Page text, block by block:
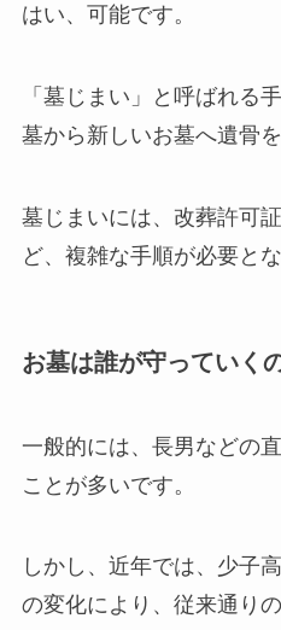
はい、可能です。
「墓じまい」と呼ばれる
墓から新しいお墓へ遺骨を
墓じまいには、改葬許可
ど、複雑な手順が必要とな
お墓は誰が守っていく
一般的には、長男などの
ことが多いです。
しかし、近年では、少子
の変化により、従来通り